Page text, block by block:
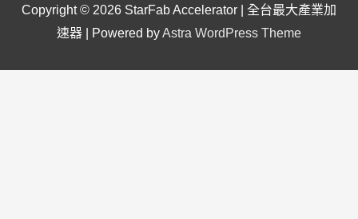
Copyright © 2026 StarFab Accelerator | 全台最大產業加
速器 | Powered byAstra WordPress Theme